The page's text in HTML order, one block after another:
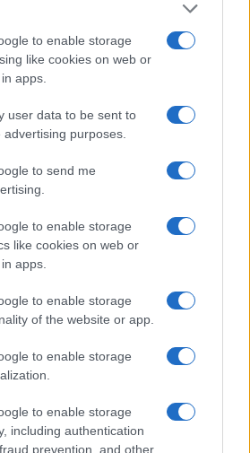
to enable storage
like cookies on web or
apps.
user data to be sent to
purposes.
to send me
to enable storage
like cookies on web or
apps.
to enable storage
of the website or app.
to enable storage
to enable storage
including authentication
prevention, and other
video e le tue foto
al numero +39
7512
le nostre ultime news
News
W
h
at
s
A
S
h
re
articolo